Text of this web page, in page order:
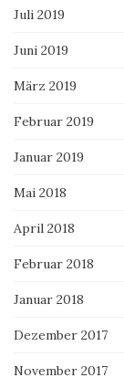
Juli 2019
Juni 2019
März 2019
Februar 2019
Januar 2019
Mai 2018
April 2018
Februar 2018
Januar 2018
Dezember 2017
November 2017